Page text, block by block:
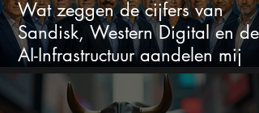
Wat zeggen de cijfers van
Sandisk, Western Digital en de
AI-Infrastructuur aandelen mij
werkelijk